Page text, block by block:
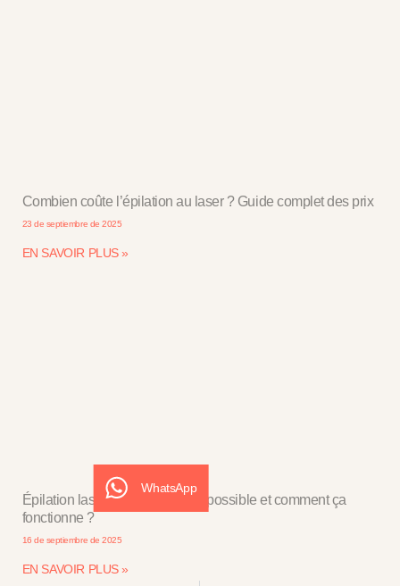
Combien coûte l’épilation au laser ? Guide complet des prix
23 de septiembre de 2025
EN SAVOIR PLUS »
Épilation laser indolore : est-ce possible et comment ça
fonctionne ?
16 de septiembre de 2025
EN SAVOIR PLUS »
WhatsApp